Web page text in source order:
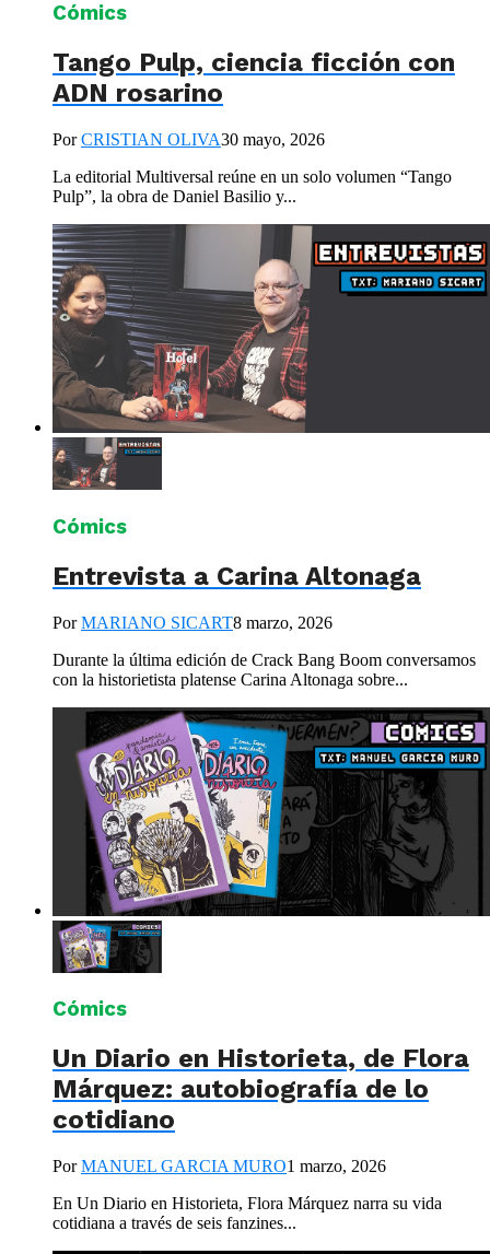
Cómics
Tango Pulp, ciencia ficción con
ADN rosarino
PorCRISTIAN OLIVA30 mayo, 2026
La editorial Multiversal reúne en un solo volumen “Tango
Pulp”, la obra de Daniel Basilio y...
Cómics
Entrevista a Carina Altonaga
PorMARIANO SICART8 marzo, 2026
Durante la última edición de Crack Bang Boom conversamos
con la historietista platense Carina Altonaga sobre...
Cómics
Un Diario en Historieta, de Flora
Márquez: autobiografía de lo
cotidiano
PorMANUEL GARCIA MURO1 marzo, 2026
En Un Diario en Historieta, Flora Márquez narra su vida
cotidiana a través de seis fanzines...